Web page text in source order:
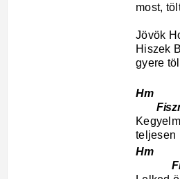
most,
Jövök
Hiszek
gyere
teljesen